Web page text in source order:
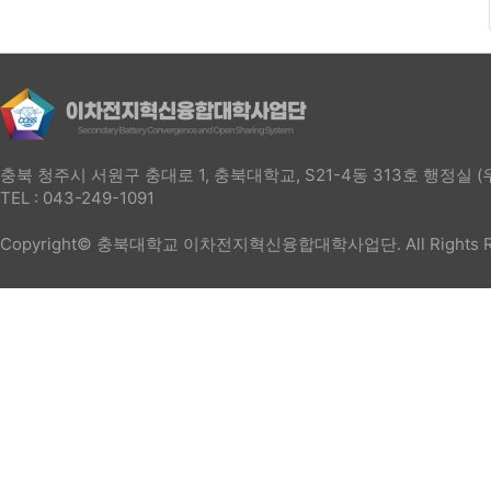
충북 청주시 서원구 충대로 1, 충북대학교, S21-4동 313호 행정실
TEL : 043-249-1091
Copyright© 충북대학교 이차전지혁신융합대학사업단. All Rights